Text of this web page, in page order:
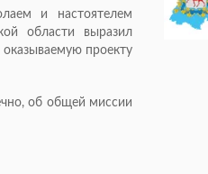
и настоятелем
области выразил
оказываемую проекту
об общей миссии